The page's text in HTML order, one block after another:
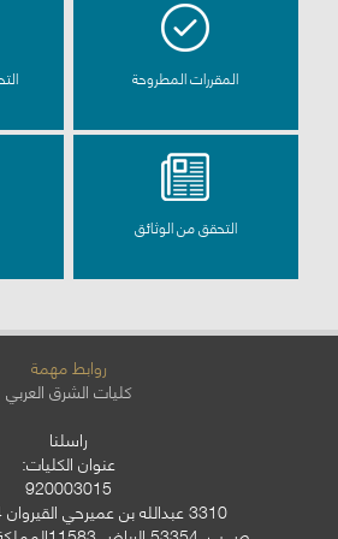
المقررات المطروحة
التحقق من الوثائق
روابط مهمة
كليات الشرق العربي
راسلنا
عنوان الكليات:
920003015
3310 عبدالله بن عميرحي القيروان 13544-6394